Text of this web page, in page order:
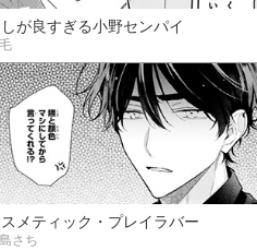
が良すぎる小野センパイ
スメティック・プレイラバー
さち